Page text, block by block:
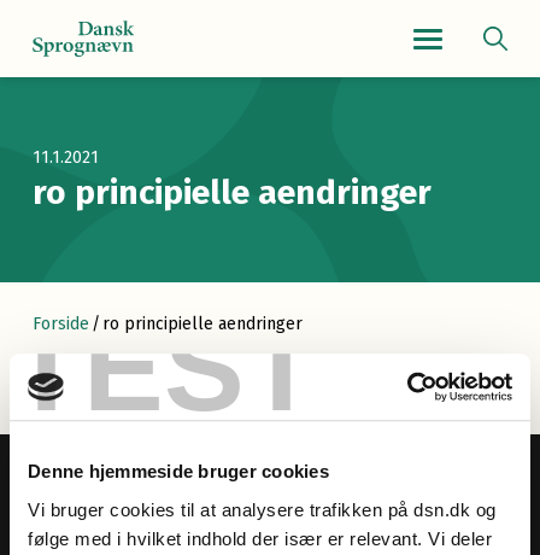
TEST
Denne hjemmeside bruger cookies
Vi bruger cookies til at analysere trafikken på dsn.dk og
følge med i hvilket indhold der især er relevant. Vi deler
Navigationsmenu
11.1.2021
ro principielle aendringer
Forside / ro principielle aendringer